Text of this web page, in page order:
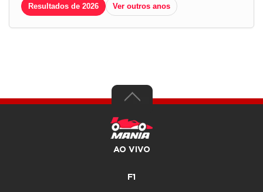
Resultados de 2026 Ver outros anos
AO VIVO
F1